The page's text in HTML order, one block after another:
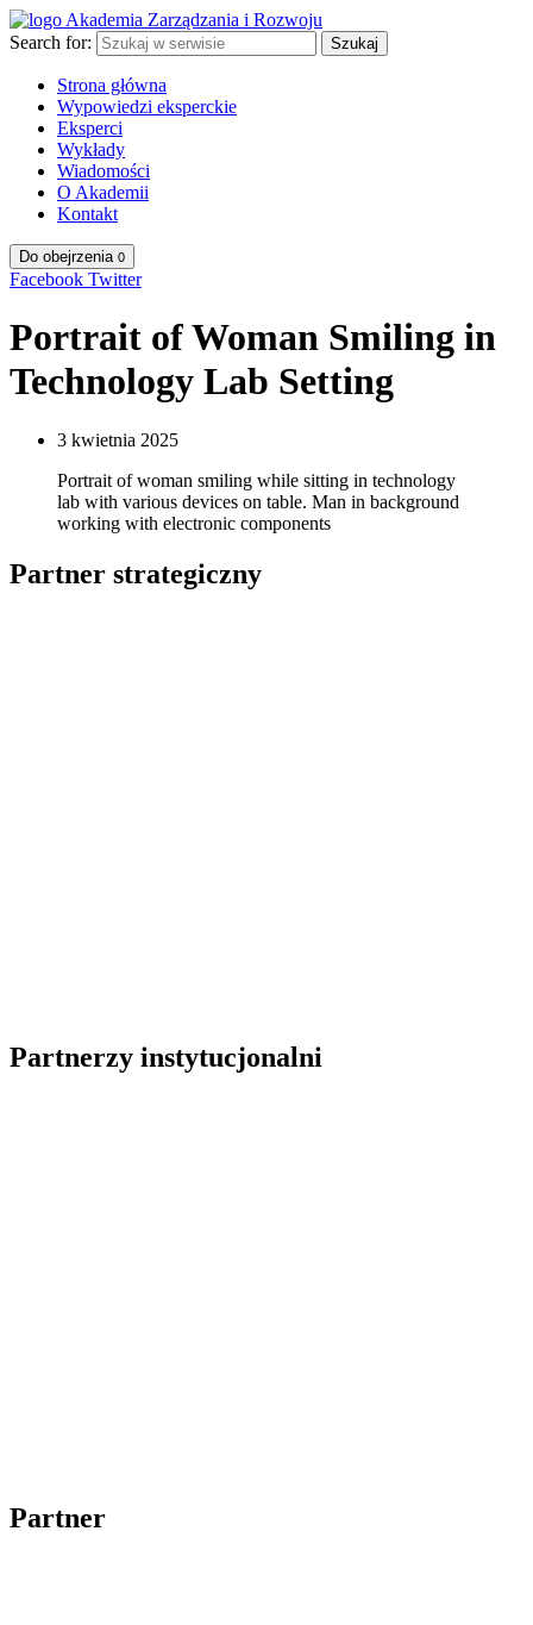
Search for: Szukaj
Strona główna
Wypowiedzi eksperckie
Eksperci
Wykłady
Wiadomości
O Akademii
Kontakt
Do obejrzenia 0
Facebook Twitter
Portrait of Woman Smiling in
Technology Lab Setting
3 kwietnia 2025
Portrait of woman smiling while sitting in technology
lab with various devices on table. Man in background
working with electronic components
Partner strategiczny
Partnerzy instytucjonalni
Partner